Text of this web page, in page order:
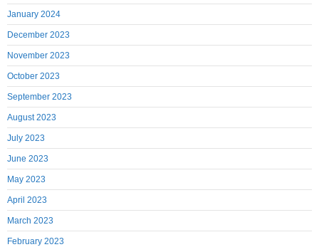
January 2024
December 2023
November 2023
October 2023
September 2023
August 2023
July 2023
June 2023
May 2023
April 2023
March 2023
February 2023